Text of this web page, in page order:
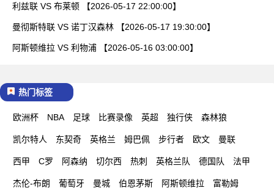
利兹联 VS 布莱顿 【2026-05-17 22:00:00】
曼彻斯特联 VS 诺丁汉森林 【2026-05-17 19:30:00】
阿斯顿维拉 VS 利物浦 【2026-05-16 03:00:00】
热门标签
欧洲杯 NBA 足球 比赛录像 英超 独行侠 森林狼
凯尔特人 东契奇 英格兰 姆巴佩 步行者 欧文 曼联
西甲 C罗 阿森纳 切尔西 热刺 英格兰队 德国队 法甲
杰伦-布朗 葡萄牙 曼城 伯恩茅斯 阿斯顿维拉 富勒姆